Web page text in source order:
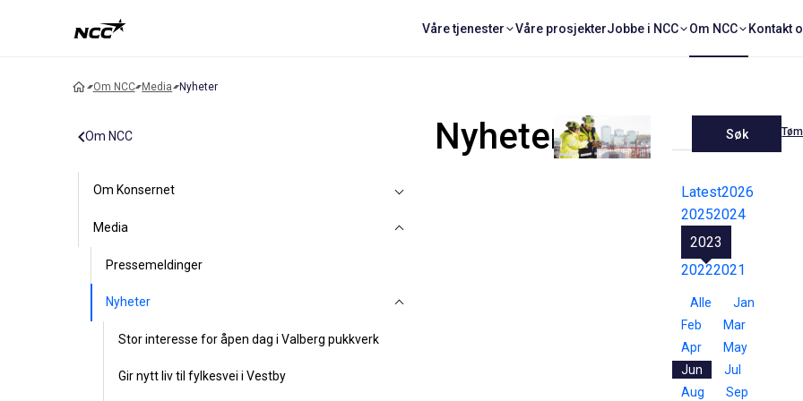
Våre tjenester Våre prosjekterJobbe i NCC Om NCC Kontakt
Om NCC Media Nyheter
Om NCC
Om Konsernet
Media
Pressemeldinger
Nyheter
Stor interesse for åpen dag i Valberg pukkverk
Gir nytt liv til fylkesvei i Vestby
Nyheter Søk
Latest2026
20252024
2023
20222021
Alle
Jan
Feb
Mar
Apr
May
Jun
Jul
Aug
Sep